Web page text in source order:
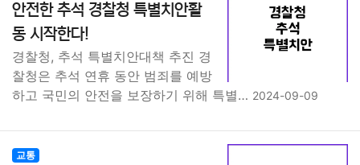
안전한 추석 경찰청 특별치안활
동 시작한다!
경찰청, 추석 특별치안대책 추진 경
찰청은 추석 연휴 동안 범죄를 예방
하고 국민의 안전을 보장하기 위해 특별… 2024-09-09
교통